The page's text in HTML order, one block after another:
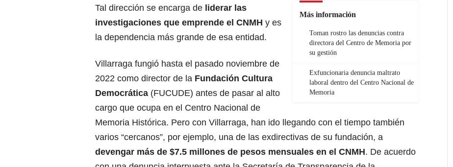
Más información
Toman rostro las denuncias contra
directora del Centro de Memoria por
su gestión
Exfuncionaria denuncia maltrato
laboral dentro del Centro Nacional de
Memoria
Tal dirección se encarga de liderar las
investigaciones que emprende el CNMH y es
la dependencia más grande de esa entidad.
Villarraga fungió hasta el pasado noviembre de
2022 como director de la Fundación Cultura
Democrática (FUCUDE) antes de pasar al alto
cargo que ocupa en el Centro Nacional de
Memoria Histórica. Pero con Villarraga, han ido llegando con el tiempo también
varios “cercanos”, por ejemplo, una de las exdirectivas de su fundación, a
devengar más de $7.5 millones de pesos mensuales en el CNMH. De acuerdo